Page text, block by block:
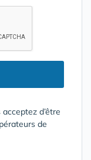
d’être
de